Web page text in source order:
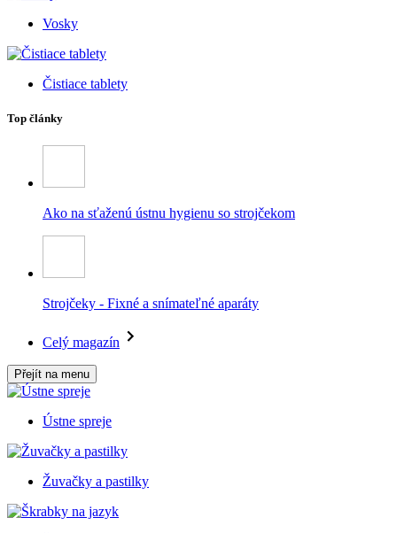
Vosky
Čistiace tablety
Top články
Ako na sťaženú ústnu hygienu so strojčekom
Strojčeky - Fixné a snímateľné aparáty
Celý magazín
Přejít na menu
Ústne spreje
Žuvačky a pastilky